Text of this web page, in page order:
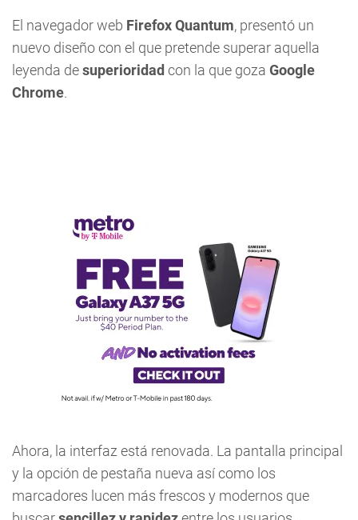
El navegador web Firefox Quantum, presentó un
nuevo diseño con el que pretende superar aquella
leyenda desuperioridad con la que goza Google
Chrome.
Ahora, la interfaz está renovada. La pantalla principal
y la opción de pestaña nueva así como los
marcadores lucen más frescos y modernos que